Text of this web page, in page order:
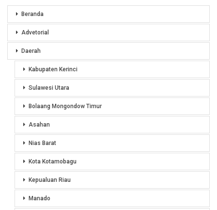
Beranda
Advetorial
Daerah
Kabupaten Kerinci
Sulawesi Utara
Bolaang Mongondow Timur
Asahan
Nias Barat
Kota Kotamobagu
Kepualuan Riau
Manado